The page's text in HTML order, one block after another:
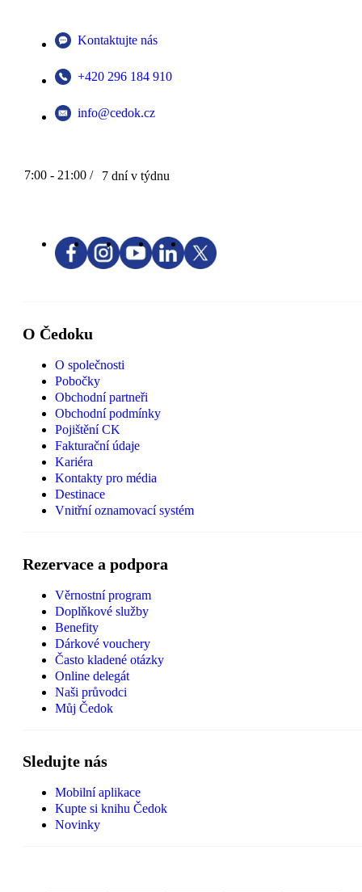
Kontaktujte nás
+420 296 184 910
info@cedok.cz
7:00 - 21:00 / 7 dní v týdnu
O Čedoku
O společnosti
Pobočky
Obchodní partneři
Obchodní podmínky
Pojištění CK
Fakturační údaje
Kariéra
Kontakty pro média
Destinace
Vnitřní oznamovací systém
Rezervace a podpora
Věrnostní program
Doplňkové služby
Benefity
Dárkové vouchery
Často kladené otázky
Online delegát
Naši průvodci
Můj Čedok
Sledujte nás
Mobilní aplikace
Kupte si knihu Čedok
Novinky